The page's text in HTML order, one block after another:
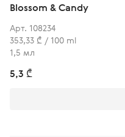
Blossom & Candy
Арт. 108234
353,33 ₾ / 100 ml
1,5 мл
5,3 ₾